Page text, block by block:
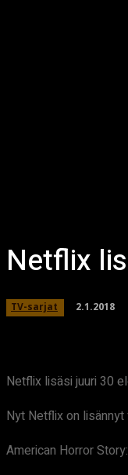
Netflix
TV-sarjat 2.1.2018
Netflix lisäsi juuri 30
Nyt Netflix on
American Horror